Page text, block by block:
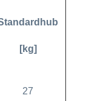
[kg]
27